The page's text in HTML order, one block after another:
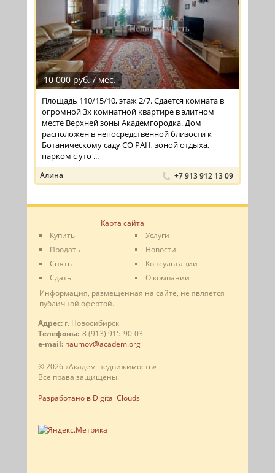
10 000 руб. / мес.
Площадь 110/15/10, этаж 2/7. Сдается комната в
огромной 3х комнатной квартире в элитном
месте Верхней зоны Академгородка. Дом
расположен в непосредственной близости к
Ботаническому саду СО РАН, зоной отдыха,
парком с уто ...
Алина +7 913 912 13 09
Карта сайта
Купить
Продать
Снять
Сдать
Услуги
Новости
Консультации
О компании
Информация, размещенная на сайте, не является
публичной офертой.
Адрес: г. Новосибирск
Телефоны: 8 (913) 915-90-03
e-mail: naumov@academ.org
© 2026 «Академ-недвижимость»
Все права защищены.
Разработано в Digital Clouds